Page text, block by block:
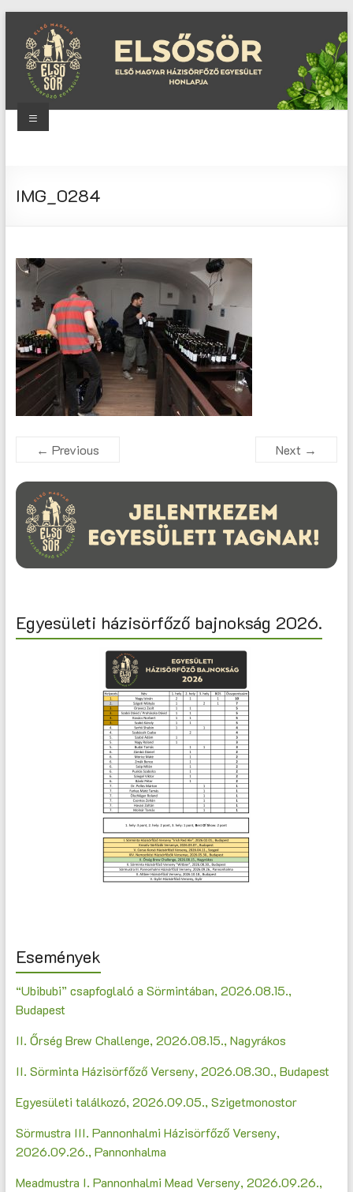
content
Magyar
Menu
IMG_0284
← Previous Next →
Egyesületi házisörfőző bajnokság 2026.
Események
“Ubibubi” csapfoglaló a Sörmintában, 2026.08.15.,
Budapest
II. Őrség Brew Challenge, 2026.08.15., Nagyrákos
II. Sörminta Házisörfőző Verseny, 2026.08.30., Budapest
Egyesületi találkozó, 2026.09.05., Szigetmonostor
Sörmustra III. Pannonhalmi Házisörfőző Verseny,
2026.09.26., Pannonhalma
Meadmustra I. Pannonhalmi Mead Verseny, 2026.09.26.,